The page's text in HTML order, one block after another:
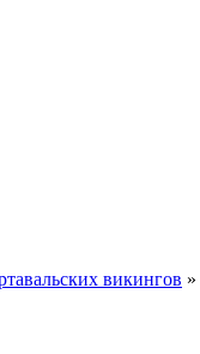
викингов »